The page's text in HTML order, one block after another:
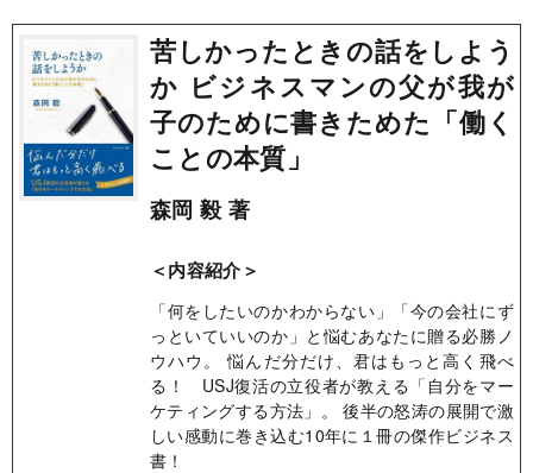
苦しかったときの話をしよう
か ビジネスマンの父が我が
子のために書きためた「働く
ことの本質」
森岡 毅 著
＜内容紹介＞
「何をしたいのかわからない」「今の会社にず
っといていいのか」と悩むあなたに贈る必勝ノ
ウハウ。 悩んだ分だけ、君はもっと高く飛べ
る！ USJ復活の立役者が教える「自分をマー
ケティングする方法」。 後半の怒涛の展開で激
しい感動に巻き込む10年に１冊の傑作ビジネス
書！